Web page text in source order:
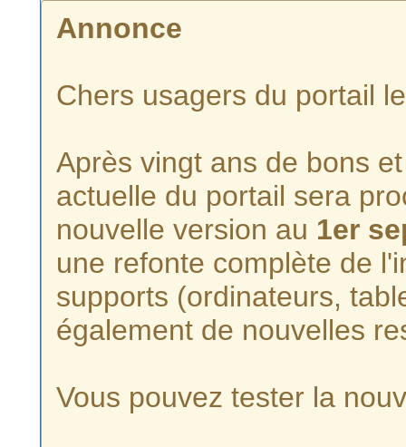
Annonce
Chers usagers du portail
Après vingt ans de bons
actuelle du portail sera
nouvelle version au 1er
une refonte complète de
supports (ordinateurs,
également de nouvelles
Vous pouvez tester la